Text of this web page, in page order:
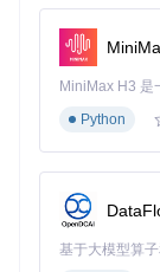
选择
重启电脑
文件误删
otoRec通过直
证"（文件签名
文件恢复操作步
恢复环境准
Python
基于大模型算